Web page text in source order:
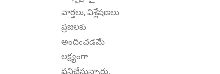
వార్తలు, విశ్లేషణలు
ప్రజలకు
అందించడమే
లక్ష్యంగా
పనిచేస్తున్నారు.